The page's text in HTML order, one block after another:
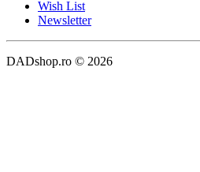
Wish List
Newsletter
DADshop.ro © 2026